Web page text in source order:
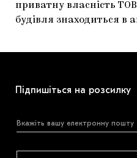
приватну власність
будівля знаходиться в
Підпишіться на розсилку